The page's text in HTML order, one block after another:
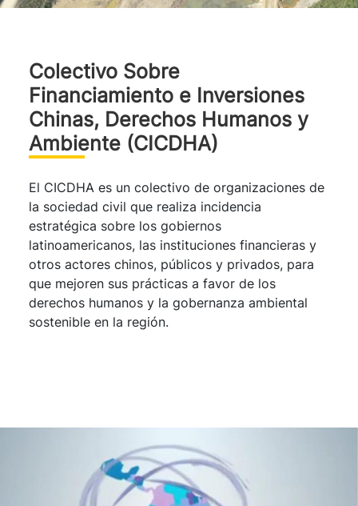
Colectivo Sobre
Financiamiento e Inversiones
Chinas, Derechos Humanos y
Ambiente (CICDHA)
El CICDHA es un colectivo de organizaciones de
la sociedad civil que realiza incidencia
estratégica sobre los gobiernos
latinoamericanos, las instituciones financieras y
otros actores chinos, públicos y privados, para
que mejoren sus prácticas a favor de los
derechos humanos y la gobernanza ambiental
sostenible en la región.